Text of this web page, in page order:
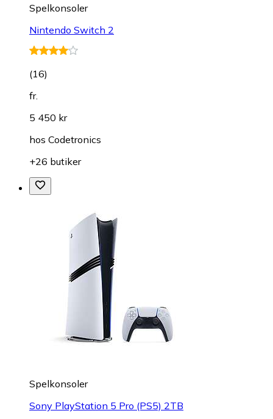
Spelkonsoler
Nintendo Switch 2
(16)
fr.
5 450 kr
hos Codetronics
+26 butiker
Spelkonsoler
Sony PlayStation 5 Pro (PS5) 2TB